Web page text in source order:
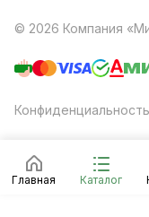
Главная Каталог
© 2026 Компания
Конфиденциальность